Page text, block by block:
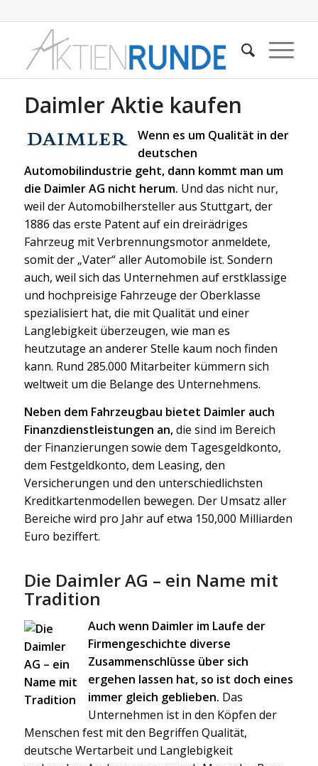
Daimler Aktie kaufen
Wenn es um Qualität in der
deutschen
Automobilindustrie geht, dann kommt man um
die Daimler AG nicht herum. Und das nicht nur,
weil der Automobilhersteller aus Stuttgart, der
1886 das erste Patent auf ein dreirädriges
Fahrzeug mit Verbrennungsmotor anmeldete,
somit der „Vater“ aller Automobile ist. Sondern
auch, weil sich das Unternehmen auf erstklassige
und hochpreisige Fahrzeuge der Oberklasse
spezialisiert hat, die mit Qualität und einer
Langlebigkeit überzeugen, wie man es
heutzutage an anderer Stelle kaum noch finden
kann. Rund 285.000 Mitarbeiter kümmern sich
weltweit um die Belange des Unternehmens.
Neben dem Fahrzeugbau bietet Daimler auch
Finanzdienstleistungen an,die sind im Bereich
der Finanzierungen sowie dem Tagesgeldkonto,
dem Festgeldkonto, dem Leasing, den
Versicherungen und den unterschiedlichsten
Kreditkartenmodellen bewegen. Der Umsatz aller
Bereiche wird pro Jahr auf etwa 150,000 Milliarden
Euro beziffert.
Die Daimler AG – ein Name mit
Tradition
Auch wenn Daimler im Laufe der
Firmengeschichte diverse
Zusammenschlüsse über sich
ergehen lassen hat, so ist doch eines
immer gleich geblieben. Das
Unternehmen ist in den Köpfen der
Menschen fest mit den Begriffen Qualität,
deutsche Wertarbeit und Langlebigkeit